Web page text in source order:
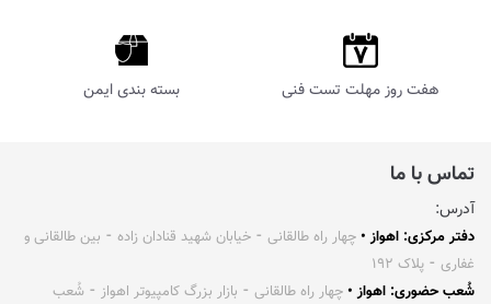
هفت روز مهلت تست فنی بسته بندی ایمن
تماس با ما
آدرس:
دفتر مرکزی: اهواز • چهار راه طالقانی ⁃ خیابان شهید قنادان زاده ⁃ بین طالقانی و
غفاری ⁃ پلاک ۱۹۲
شُعب حضوری: اهواز • چهار راه طالقانی ⁃ بازار بزرگ کامپیوتر اهواز ⁃ شُعب